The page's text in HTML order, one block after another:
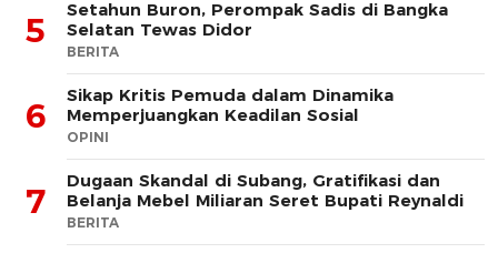
5
Setahun Buron, Perompak Sadis di Bangka
Selatan Tewas Didor
BERITA
6
Sikap Kritis Pemuda dalam Dinamika
Memperjuangkan Keadilan Sosial
OPINI
7
Dugaan Skandal di Subang, Gratifikasi dan
Belanja Mebel Miliaran Seret Bupati Reynaldi
BERITA